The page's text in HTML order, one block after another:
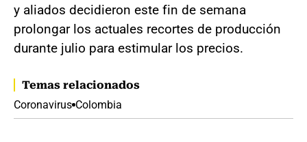
y aliados decidieron este fin de semana
prolongar los actuales recortes de producción
durante julio para estimular los precios.
Temas relacionados
Coronavirus Colombia